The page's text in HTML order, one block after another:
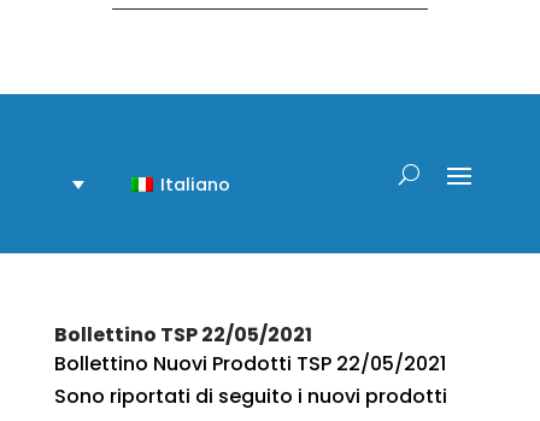
Italiano
Bollettino TSP 22/05/2021
Bollettino Nuovi Prodotti TSP 22/05/2021
Sono riportati di seguito i nuovi prodotti